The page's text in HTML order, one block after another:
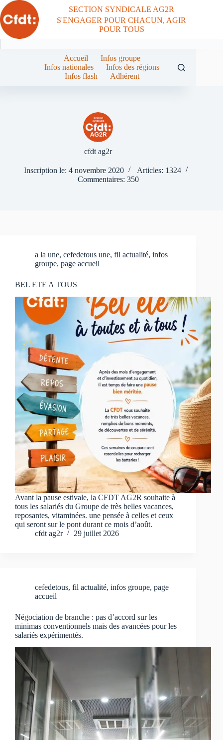
Passer
au
contenu
SECTION SYNDICALE AG2R
S'ENGAGER POUR CHACUN, AGIR
POUR TOUS
Accueil
Infos groupe
Infos nationales
Infos des régions
Infos flash
Adhérent
cfdt ag2r
Inscription le: 4 novembre 2020
Articles: 1324
Commentaires: 350
a la une, cefedetous une, fil actualité, infos
groupe, page accueil
BEL ETE A TOUS
Avant la pause estivale, la CFDT AG2R souhaite à
tous les salariés du Groupe de très belles vacances,
reposantes, vitaminées. une pensée à celles et ceux
qui seront sur le pont durant ce mois d’août.
cfdt ag2r
29 juillet 2026
cefedetous, fil actualité, infos groupe, page
accueil
Négociation de branche : pas d’accord sur les
minimas conventionnels mais des avancées pour les
salariés expérimentés.